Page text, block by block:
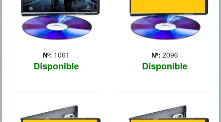
Nº: 1061
Disponible
Nº: 2096
Disponible